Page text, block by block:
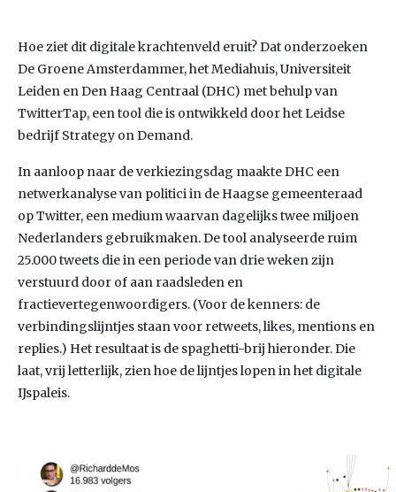
Hoe ziet dit digitale krachtenveld eruit? Dat onderzoeken
De Groene Amsterdammer, het Mediahuis, Universiteit
Leiden en Den Haag Centraal (DHC) met behulp van
TwitterTap, een tool die is ontwikkeld door het Leidse
bedrijf Strategy on Demand.
In aanloop naar de verkiezingsdag maakte DHC een
netwerkanalyse van politici in de Haagse gemeenteraad
op Twitter, een medium waarvan dagelijks twee miljoen
Nederlanders gebruikmaken. De tool analyseerde ruim
25.000 tweets die in een periode van drie weken zijn
verstuurd door of aan raadsleden en
fractievertegenwoordigers. (Voor de kenners: de
verbindingslijntjes staan voor retweets, likes, mentions en
replies.) Het resultaat is de spaghetti-brij hieronder. Die
laat, vrij letterlijk, zien hoe de lijntjes lopen in het digitale
IJspaleis.